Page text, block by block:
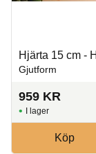
Hjärta 15 cm -
Gjutform
959 KR
I lager
Köp